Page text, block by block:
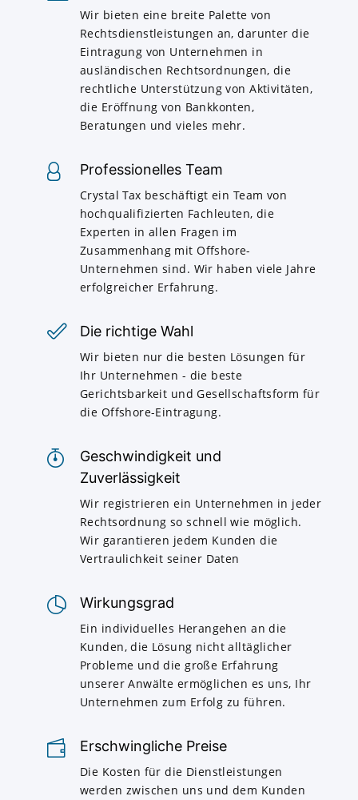
Wir bieten eine breite Palette von
Rechtsdienstleistungen an, darunter die
Eintragung von Unternehmen in
ausländischen Rechtsordnungen, die
rechtliche Unterstützung von Aktivitäten,
die Eröffnung von Bankkonten,
Beratungen und vieles mehr.
Professionelles Team
Crystal Tax beschäftigt ein Team von
hochqualifizierten Fachleuten, die
Experten in allen Fragen im
Zusammenhang mit Offshore-
Unternehmen sind. Wir haben viele Jahre
erfolgreicher Erfahrung.
Die richtige Wahl
Wir bieten nur die besten Lösungen für
Ihr Unternehmen - die beste
Gerichtsbarkeit und Gesellschaftsform für
die Offshore-Eintragung.
Geschwindigkeit und
Zuverlässigkeit
Wir registrieren ein Unternehmen in jeder
Rechtsordnung so schnell wie möglich.
Wir garantieren jedem Kunden die
Vertraulichkeit seiner Daten
Wirkungsgrad
Ein individuelles Herangehen an die
Kunden, die Lösung nicht alltäglicher
Probleme und die große Erfahrung
unserer Anwälte ermöglichen es uns, Ihr
Unternehmen zum Erfolg zu führen.
Erschwingliche Preise
Die Kosten für die Dienstleistungen
werden zwischen uns und dem Kunden